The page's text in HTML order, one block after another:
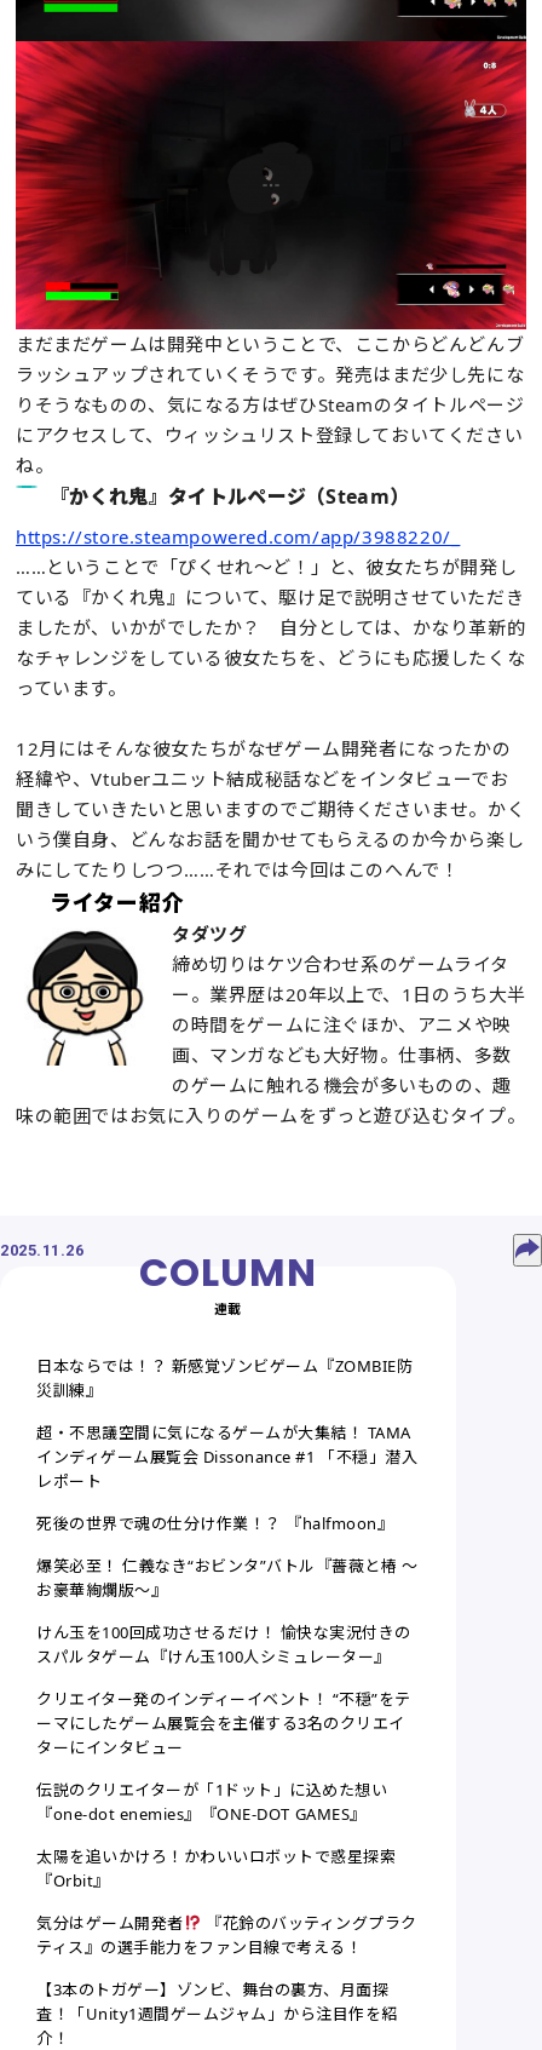
まだまだゲームは開発中ということで、ここからどんどんブ
ラッシュアップされていくそうです。発売はまだ少し先にな
りそうなものの、気になる方はぜひSteamのタイトルページ
にアクセスして、ウィッシュリスト登録しておいてください
ね。
『かくれ鬼』タイトルページ（Steam）
https://store.steampowered.com/app/3988220/_
……ということで「ぴくせれ～ど！」と、彼女たちが開発し
ている『かくれ鬼』について、駆け足で説明させていただき
ましたが、いかがでしたか？ 自分としては、かなり革新的
なチャレンジをしている彼女たちを、どうにも応援したくな
っています。
12月にはそんな彼女たちがなぜゲーム開発者になったかの
経緯や、Vtuberユニット結成秘話などをインタビューでお
聞きしていきたいと思いますのでご期待くださいませ。かく
いう僕自身、どんなお話を聞かせてもらえるのか今から楽し
みにしてたりしつつ……それでは今回はこのへんで！
ライター紹介
タダツグ
締め切りはケツ合わせ系のゲームライタ
ー。業界歴は20年以上で、1日のうち大半
の時間をゲームに注ぐほか、アニメや映
画、マンガなども大好物。仕事柄、多数
のゲームに触れる機会が多いものの、趣
味の範囲ではお気に入りのゲームをずっと遊び込むタイプ。
2025.11.26
連載
日本ならでは！？ 新感覚ゾンビゲーム『ZOMBIE防
災訓練』
超・不思議空間に気になるゲームが大集結！ TAMA
インディゲーム展覧会 Dissonance #1 「不穏」潜入
レポート
死後の世界で魂の仕分け作業！？ 『halfmoon』
爆笑必至！ 仁義なき“おビンタ”バトル『薔薇と椿 〜
お豪華絢爛版〜』
けん玉を100回成功させるだけ！ 愉快な実況付きの
スパルタゲーム『けん玉100人シミュレーター』
クリエイター発のインディーイベント！ “不穏”をテ
ーマにしたゲーム展覧会を主催する3名のクリエイ
ターにインタビュー
伝説のクリエイターが「1ドット」に込めた想い
『one-dot enemies』『ONE-DOT GAMES』
太陽を追いかけろ！かわいいロボットで惑星探索
『Orbit』
気分はゲーム開発者
『花鈴のバッティングプラク
ティス』の選手能力をファン目線で考える！
【3本のトガゲー】ゾンビ、舞台の裏方、月面探
査！「Unity1週間ゲームジャム」から注目作を紹
介！